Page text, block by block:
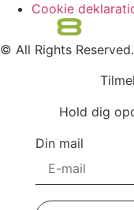
Cookie
© All Rights Reserved.
Hold dig
Din mail